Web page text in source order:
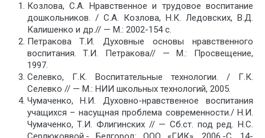
Козлова, С.А. Нравственное и трудовое воспитание
дошкольников. / С.А. Козлова, Н.К. Ледовских, В.Д.
Калишенко и др.// — М.: 2002-154 с.
Петракова Т.И. Духовные основы нравственного
воспитания. Т.И. Петракова// — М.: Просвещение,
1997.
Селевко, Г.К. Воспитательные технологии. / Г.К.
Селевко // — М.: НИИ школьных технологий, 2005.
Чумаченко, Н.И. Духовно-нравственное воспитания
учащихся – насущная проблема современности./ Н.И.
Чумаченко, Т.И. Флигинских // — Сб.ст. под ред. Н.С.